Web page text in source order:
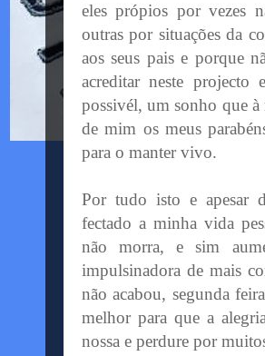
eles própios por vezes
outras por situações da
aos seus pais e porque
acreditar neste projecto
possivél, um sonho que
de mim os meus
para o manter vivo.
Por tudo isto e apesar
fectado a minha vida
não morra, e sim
impulsinadora de mais
não acabou, segunda
melhor para que a
nossa e perdure por